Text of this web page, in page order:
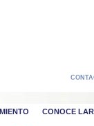
CONOCE